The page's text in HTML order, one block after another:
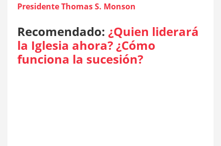
Presidente Thomas S. Monson
Recomendado: ¿Quien liderará
la Iglesia ahora? ¿Cómo
funciona la sucesión?